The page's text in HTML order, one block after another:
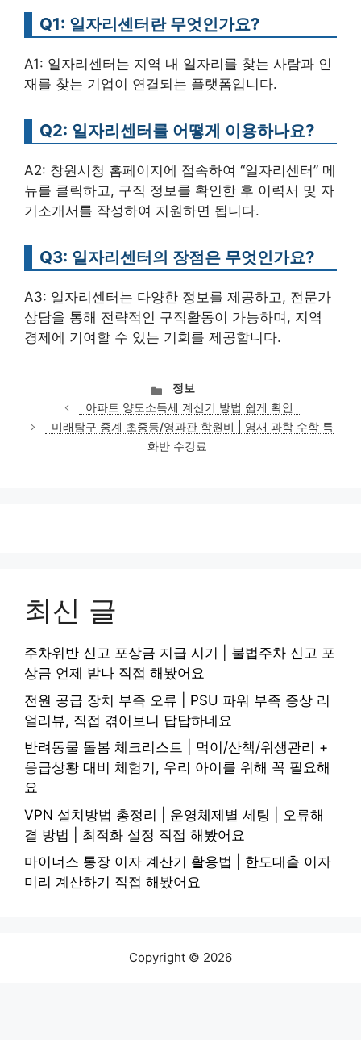
Q1: 일자리센터란 무엇인가요?
A1: 일자리센터는 지역 내 일자리를 찾는 사람과 인
재를 찾는 기업이 연결되는 플랫폼입니다.
Q2: 일자리센터를 어떻게 이용하나요?
A2: 창원시청 홈페이지에 접속하여 “일자리센터” 메
뉴를 클릭하고, 구직 정보를 확인한 후 이력서 및 자
기소개서를 작성하여 지원하면 됩니다.
Q3: 일자리센터의 장점은 무엇인가요?
A3: 일자리센터는 다양한 정보를 제공하고, 전문가
상담을 통해 전략적인 구직활동이 가능하며, 지역
경제에 기여할 수 있는 기회를 제공합니다.
카
테
고
리
정보
아파트 양도소득세 계산기 방법 쉽게 확인
미래탐구 중계 초중등/영과관 학원비 | 영재 과학 수학 특
화반 수강료
최신 글
주차위반 신고 포상금 지급 시기 | 불법주차 신고 포
상금 언제 받나 직접 해봤어요
전원 공급 장치 부족 오류 | PSU 파워 부족 증상 리
얼리뷰, 직접 겪어보니 답답하네요
반려동물 돌봄 체크리스트 | 먹이/산책/위생관리 +
응급상황 대비 체험기, 우리 아이를 위해 꼭 필요해
요
VPN 설치방법 총정리 | 운영체제별 세팅 | 오류해
결 방법 | 최적화 설정 직접 해봤어요
마이너스 통장 이자 계산기 활용법 | 한도대출 이자
미리 계산하기 직접 해봤어요
Copyright © 2026